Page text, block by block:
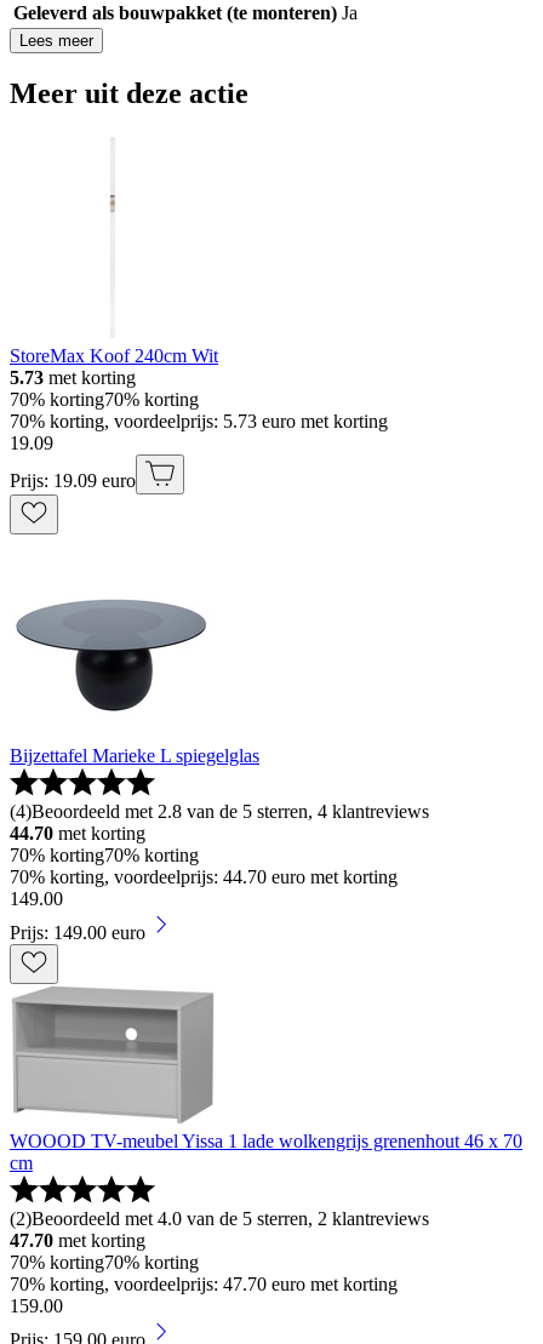
Geleverd als bouwpakket (te monteren) Ja
Lees meer
Meer uit deze actie
StoreMax Koof 240cm Wit
5.73 met korting
70% korting70% korting
70% korting, voordeelprijs: 5.73 euro met korting
19.09
Prijs: 19.09 euro
Bijzettafel Marieke L spiegelglas
(4)Beoordeeld met 2.8 van de 5 sterren, 4 klantreviews
44.70 met korting
70% korting70% korting
70% korting, voordeelprijs: 44.70 euro met korting
149.00
Prijs: 149.00 euro
WOOOD TV-meubel Yissa 1 lade wolkengrijs grenenhout 46 x 70
cm
(2)Beoordeeld met 4.0 van de 5 sterren, 2 klantreviews
47.70 met korting
70% korting70% korting
70% korting, voordeelprijs: 47.70 euro met korting
159.00
Prijs: 159.00 euro